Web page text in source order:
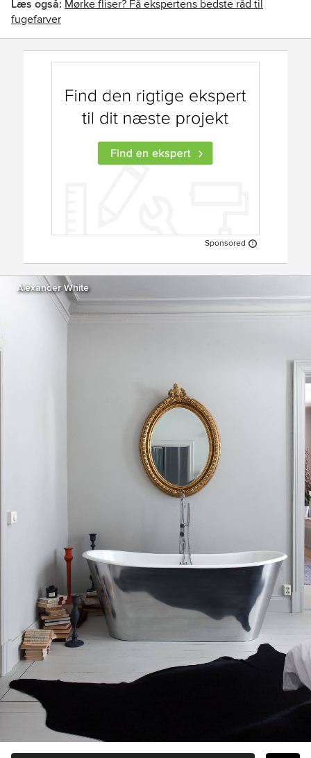
Læs også: Mørke fliser? Få ekspertens bedste råd til
fugefarver
Sponsored
Alexander White